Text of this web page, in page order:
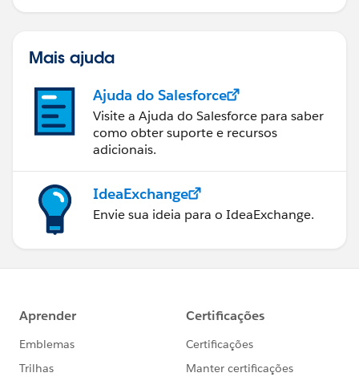
Mais ajuda
Ajuda do Salesforce
Visite a Ajuda do Salesforce para saber
como obter suporte e recursos
adicionais.
IdeaExchange
Envie sua ideia para o IdeaExchange.